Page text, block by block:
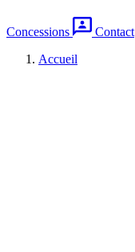
Concessions
Contact
Accueil